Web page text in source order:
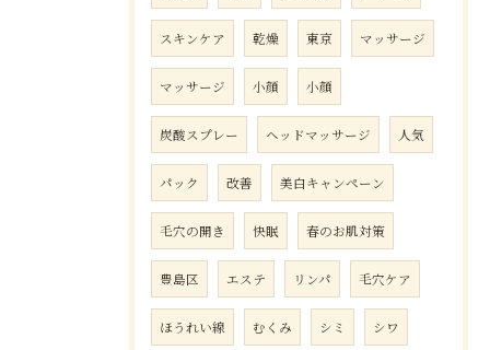
スキンケア 乾燥 東京 マッサージ
マッサージ 小顔 小顔
炭酸スプレー ヘッドマッサージ 人気
パック 改善 美白キャンペーン
毛穴の開き 快眠 春のお肌対策
豊島区 エステ リンパ 毛穴ケア
ほうれい線 むくみ シミ シワ